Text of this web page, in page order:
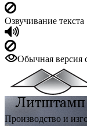
Озвучивание текста
Обычная версия
Производство и